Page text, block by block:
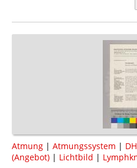
Atmung | Atmungssystem |
(Angebot) | Lichtbild |